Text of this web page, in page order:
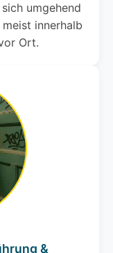
umgehend
innerhalb
Ort.
&